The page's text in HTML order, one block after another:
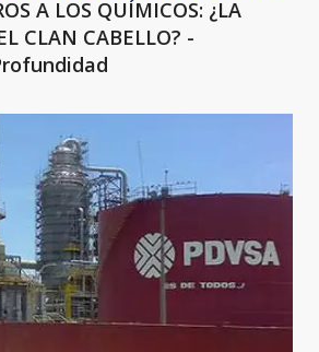
A LOS QUÍMICOS: ¿LA
CLAN CABELLO? -